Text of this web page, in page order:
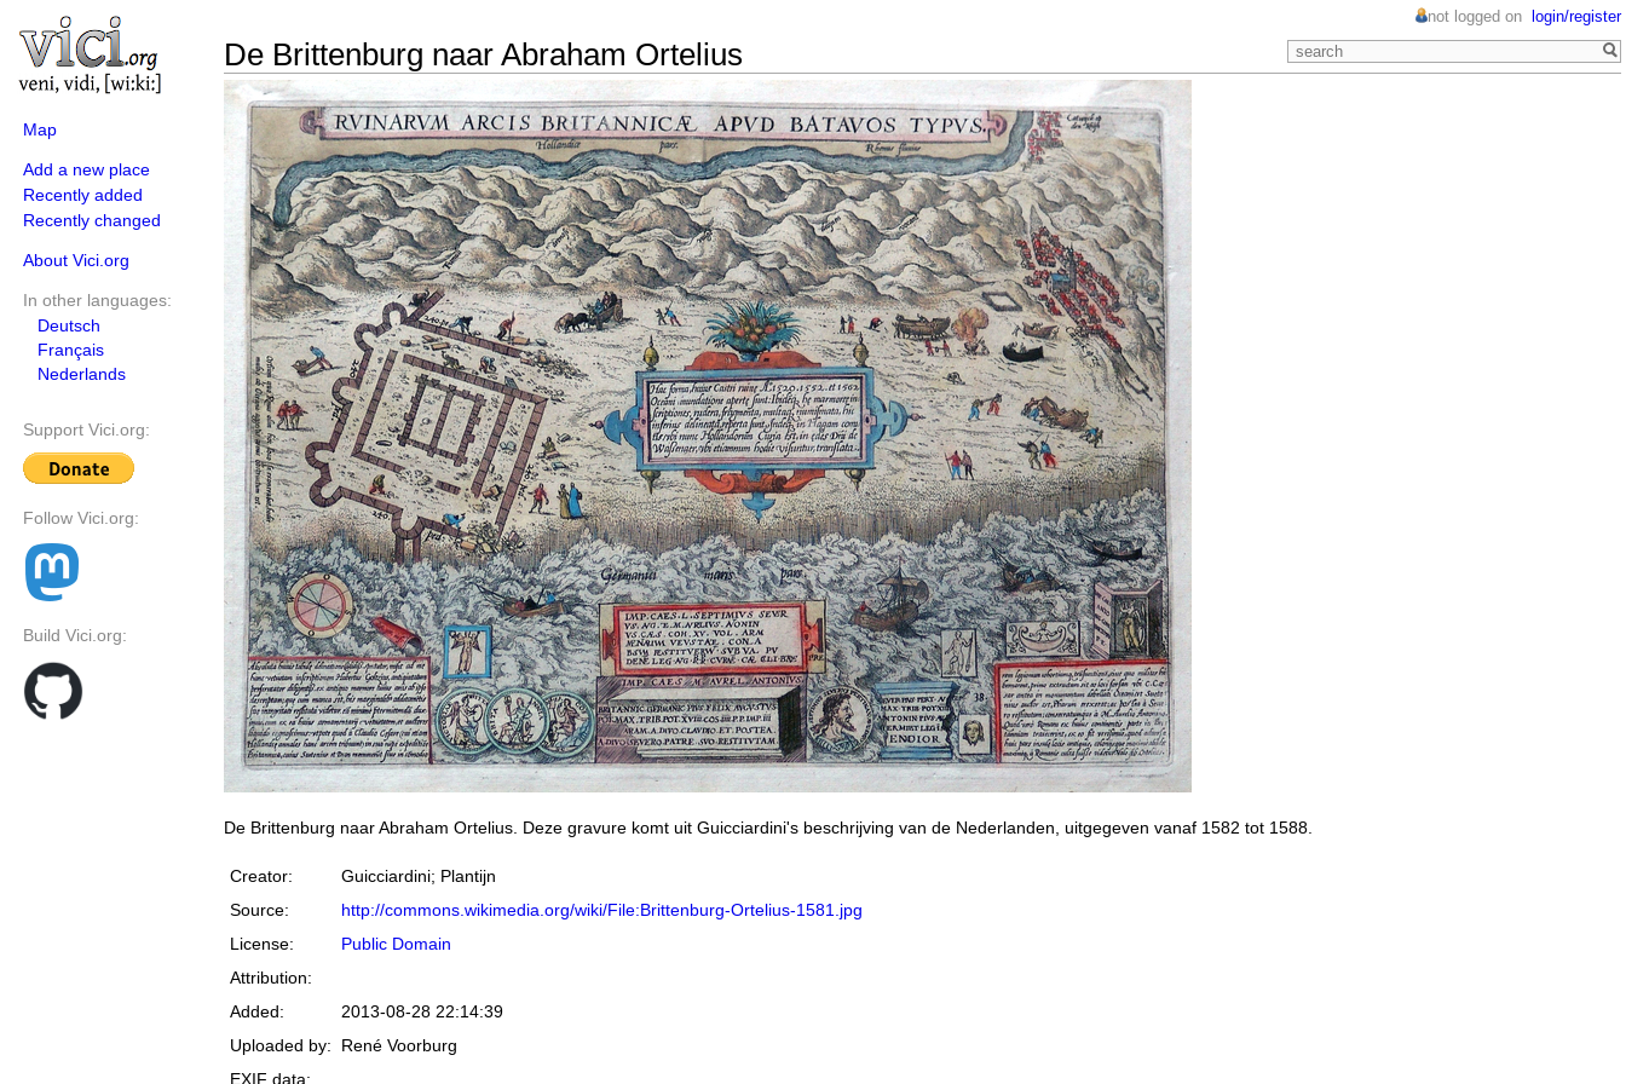
Map
Add a new place
Recently added
Recently changed
About Vici.org
In other languages:
Deutsch
Français
Nederlands
Support Vici.org:
Follow Vici.org:
Build Vici.org:
De Brittenburg naar Abraham Ortelius
not logged on login/register
De Brittenburg naar Abraham Ortelius. Deze gravure komt uit Guicciardini's beschrijving van de Nederlanden, uitgegeven vanaf 1582 tot 1588.
Creator:
Guicciardini; Plantijn
Source:
http://commons.wikimedia.org/wiki/File:Brittenburg-Ortelius-1581.jpg
License:
Public Domain
Attribution:
Added:
2013-08-28 22:14:39
Uploaded by:
René Voorburg
EXIF data: